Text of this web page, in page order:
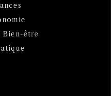
Bien-être